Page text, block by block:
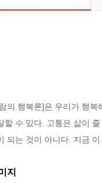
의 행복론]은 우리가 행
할 수 있다. 고통은 삶이
되는 것이 아니다. 지금
지